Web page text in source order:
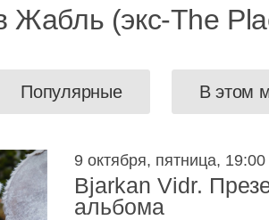
Жабль (экс-The
Популярные В этом
9 октября, пятница, 19:00
Bjarkan Vidr.
альбома